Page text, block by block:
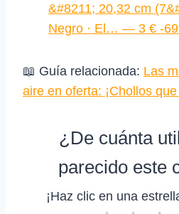
&#8211; 20,32 cm
Negro · El… — 3 € -
📖 Guía relacionada: Las
aire en oferta: ¡Chollos
¿De cuánta
parecido este
¡Haz clic en una